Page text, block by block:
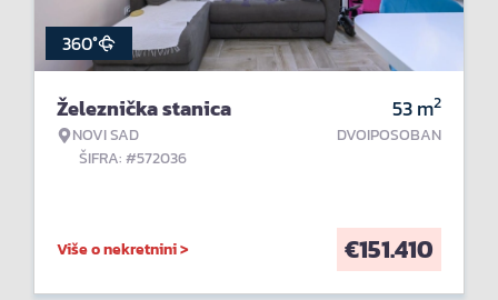
360°
Železnička stanica
NOVI SAD
ŠIFRA: #572036
53m2
DVOIPOSOBAN
Više o nekretnini > €151.410